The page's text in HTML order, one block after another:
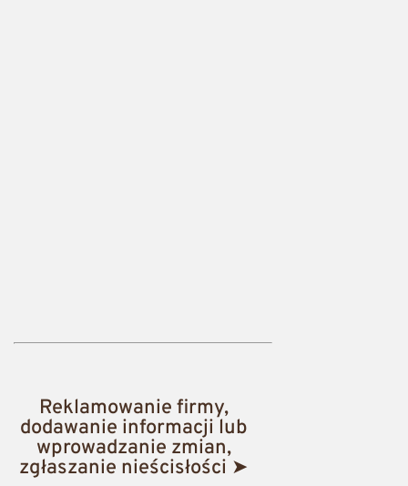
Reklamowanie firmy,
dodawanie informacji lub
wprowadzanie zmian,
zgłaszanie nieścisłości ➤